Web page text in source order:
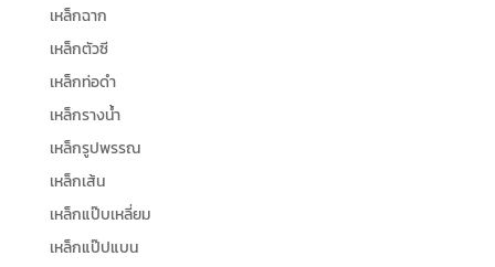
เหล็กฉาก
เหล็กตัวซี
เหล็กท่อดำ
เหล็กรางน้ำ
เหล็กรูปพรรณ
เหล็กเส้น
เหล็กแป๊บเหลี่ยม
เหล็กแป๊ปแบน